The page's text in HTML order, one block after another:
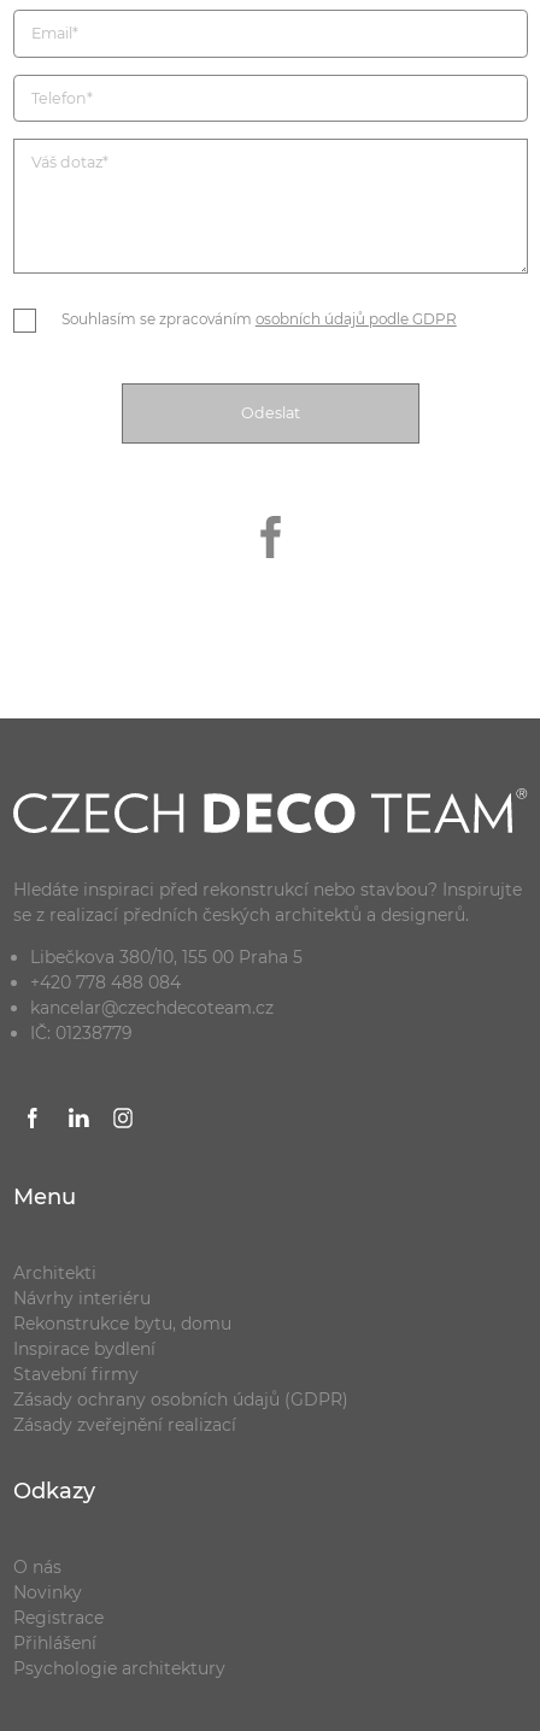
Souhlasím se zpracováním osobních údajů podle GDPR
Hledáte inspiraci před rekonstrukcí nebo stavbou? Inspirujte
se z realizací předních českých architektů a designerů.
Libečkova 380/10, 155 00 Praha 5
+420 778 488 084
kancelar@czechdecoteam.cz
IČ: 01238779
Menu
Architekti
Návrhy interiéru
Rekonstrukce bytu, domu
Inspirace bydlení
Stavební firmy
Zásady ochrany osobních údajů (GDPR)
Zásady zveřejnění realizací
Odkazy
O nás
Novinky
Registrace
Přihlášení
Psychologie architektury